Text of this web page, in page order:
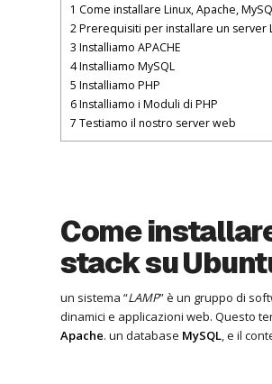
1 Come installare Linux, Apache,
2Prerequisiti per installare un server
3 Installiamo APACHE
4Installiamo MySQL
5 Installiamo PHP
6Installiamo i Moduli di PHP
7 Testiamo il nostro server web
Come
stack su
un sistema “LAMP” è un gruppo di
dinamici e applicazioni web. Questo
Apache. un database MySQL, e il